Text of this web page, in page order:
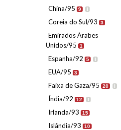
China/95 9 I
Coreia do Sul/93 3
Emirados Árabes
Unidos/95
1
Espanha/92 5 I
EUA/95 3
Faixa de Gaza/95 20 I
Índia/92 12 I
Irlanda/93 15
Islândia/93 10